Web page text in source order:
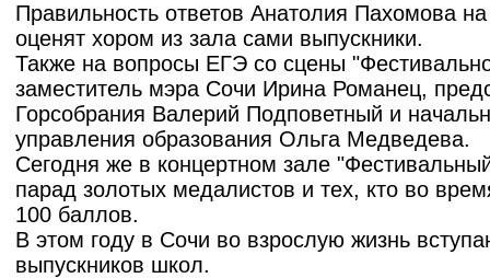
Правильность ответов Анатолия Пахомова
оценят хором из зала сами выпускники.
Также на вопросы ЕГЭ со сцены
заместитель мэра Сочи Ирина Романец,
Горсобрания Валерий Подповетный и
управления образования Ольга Медведева.
Сегодня же в концертном зале
парад золотых медалистов и тех, кто во
100 баллов.
В этом году в Сочи во взрослую жизнь
выпускников школ.